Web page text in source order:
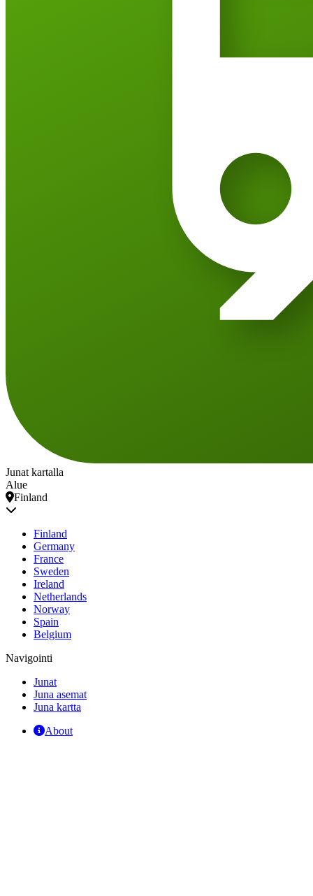
Junat kartalla
Alue
Finland
Finland
Germany
France
Sweden
Ireland
Netherlands
Norway
Spain
Belgium
Navigointi
Junat
Juna asemat
Juna kartta
About